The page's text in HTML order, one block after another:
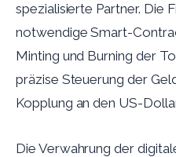
spezialisierte Partner. Die
notwendige Smart-
Minting und Burning der
präzise Steuerung der
Kopplung an den US-
Die Verwahrung der